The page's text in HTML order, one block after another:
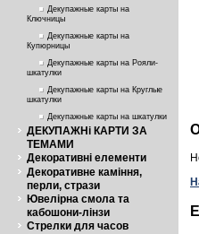
Декупажные карты на
Ключницы
Декупажные карты на
Купюрницы
Декупажные карты на Рояли-
шкатулки
Декупажные карты на Круглые
шкатулки
Декупажные карты на шкатулки
ДЕКУПАЖНі КАРТИ ЗА
ТЕМАМИ
Декоративні елементи
Декоративне каміння,
перли, стрази
Ювелірна смола та
кабошони-лінзи
Стрелки для часов